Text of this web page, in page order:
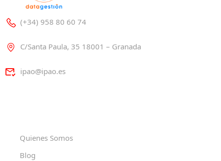
(+34) 958 80 60 74
C/Santa Paula, 35 18001 – Granada
ipao@ipao.es
Quienes Somos
Blog